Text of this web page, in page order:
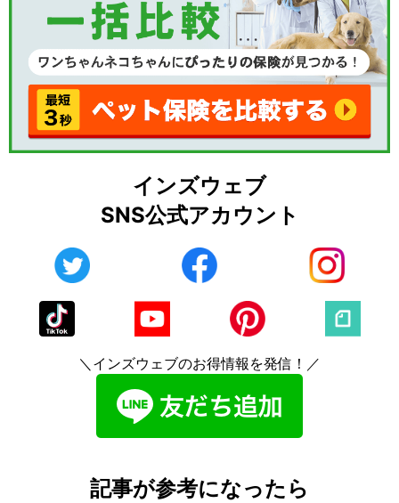
インズウェブ
SNS公式アカウント
＼インズウェブのお得情報を発信！／
記事が参考になったら